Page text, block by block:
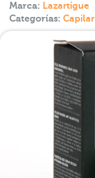
Marca: Lazartigue
Categorías: Capilar